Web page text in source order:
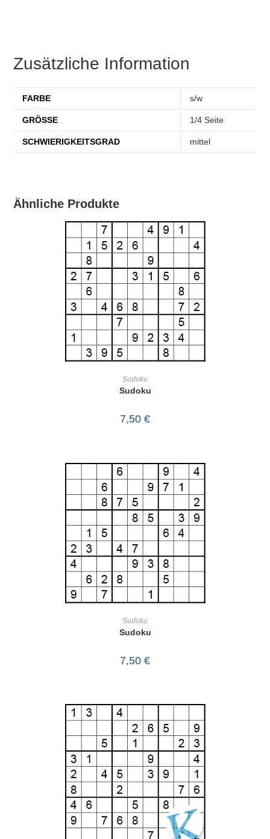
Zusätzliche Information
FARBE s/w
GRÖSSE 1/4 Seite
SCHWIERIGKEITSGRAD mittel
Ähnliche Produkte
Sudoku
Sudoku
7,50 €
Sudoku
Sudoku
7,50 €